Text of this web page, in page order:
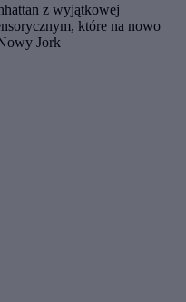
z wyjątkowej
które na nowo
Jork